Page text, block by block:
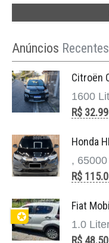
no Brasil:
Mercedes-Benz é
engenharia de
século de história,
Anúncios Recentes
Citroën
1600
R$
Honda
,
R$
Fiat
1.0
R$